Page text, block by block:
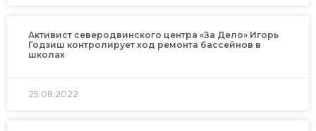
Активист северодвинского центра «За Дело» Игорь
Годзиш контролирует ход ремонта бассейнов в
школах
25.08.2022